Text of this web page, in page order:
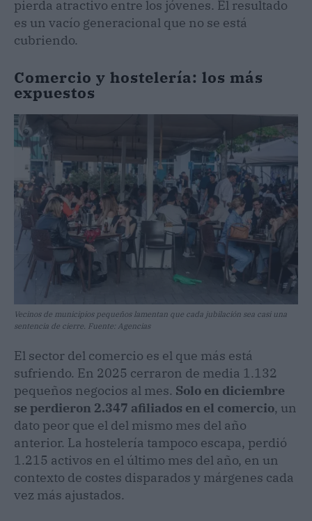
pierda atractivo entre los jóvenes. El resultado
es un vacío generacional que no se está
cubriendo.
Comercio y hostelería: los más
expuestos
Vecinos de municipios pequeños lamentan que cada jubilación sea casi una
sentencia de cierre. Fuente: Agencias
El sector del comercio es el que más está
sufriendo. En 2025 cerraron de media 1.132
pequeños negocios al mes. Solo en diciembre
se perdieron 2.347 afiliados en el comercio, un
dato peor que el del mismo mes del año
anterior. La hostelería tampoco escapa, perdió
1.215 activos en el último mes del año, en un
contexto de costes disparados y márgenes cada
vez más ajustados.